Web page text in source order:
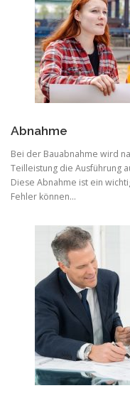
Abnahme
Bei der Bauabnahme wird
Teilleistung die Ausführung
Diese Abnahme ist ein
Fehler können…